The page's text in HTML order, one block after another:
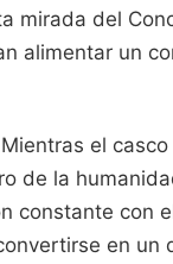
mirada del
alimentar un
el
de la
constante con
en un